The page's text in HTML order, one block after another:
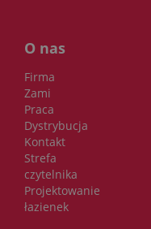
O nas
Firma
Zami
Praca
Dystrybucja
Kontakt
Strefa
czytelnika
Projektowanie
łazienek